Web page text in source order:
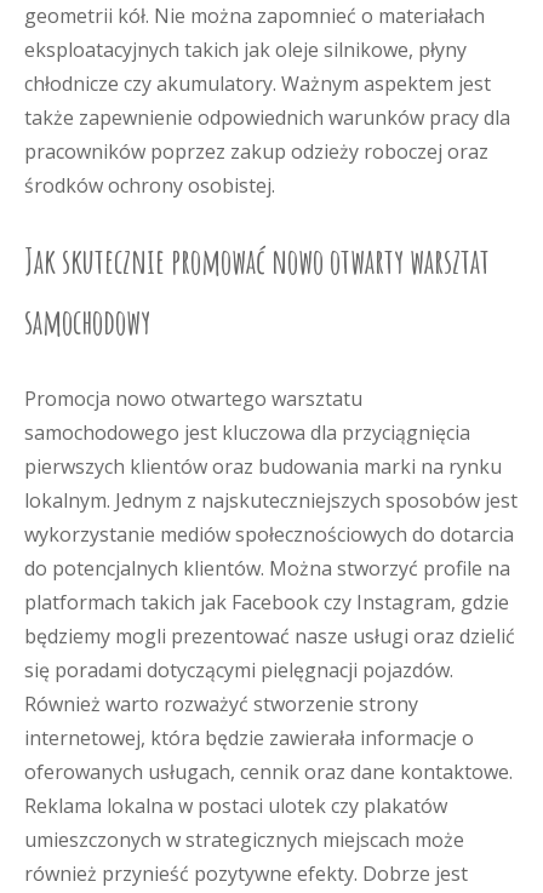
geometrii kół. Nie można zapomnieć o materiałach
eksploatacyjnych takich jak oleje silnikowe, płyny
chłodnicze czy akumulatory. Ważnym aspektem jest
także zapewnienie odpowiednich warunków pracy dla
pracowników poprzez zakup odzieży roboczej oraz
środków ochrony osobistej.
Jak skutecznie promować nowo otwarty warsztat
samochodowy
Promocja nowo otwartego warsztatu
samochodowego jest kluczowa dla przyciągnięcia
pierwszych klientów oraz budowania marki na rynku
lokalnym. Jednym z najskuteczniejszych sposobów jest
wykorzystanie mediów społecznościowych do dotarcia
do potencjalnych klientów. Można stworzyć profile na
platformach takich jak Facebook czy Instagram, gdzie
będziemy mogli prezentować nasze usługi oraz dzielić
się poradami dotyczącymi pielęgnacji pojazdów.
Również warto rozważyć stworzenie strony
internetowej, która będzie zawierała informacje o
oferowanych usługach, cennik oraz dane kontaktowe.
Reklama lokalna w postaci ulotek czy plakatów
umieszczonych w strategicznych miejscach może
również przynieść pozytywne efekty. Dobrze jest